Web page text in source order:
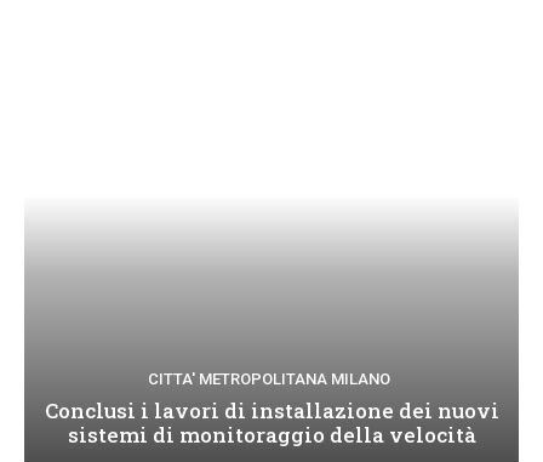
CITTA' METROPOLITANA MILANO
Conclusi i lavori di installazione dei nuovi
sistemi di monitoraggio della velocità